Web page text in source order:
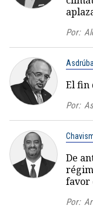
Por:
El fin
Por:
De
favor
Por: